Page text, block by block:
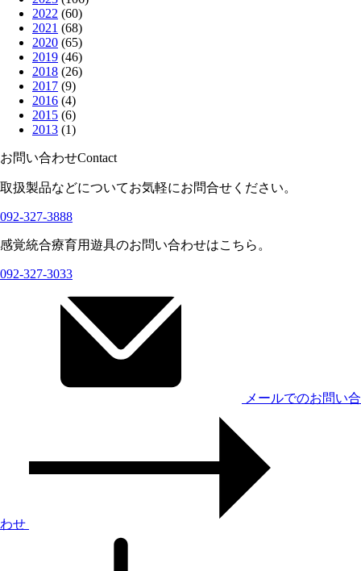
2022 (60)
2021 (68)
2020 (65)
2019 (46)
2018 (26)
2017 (9)
2016 (4)
2015 (6)
2013 (1)
お問い合わせContact
取扱製品などについてお気軽にお問合せください。
092-327-3888
感覚統合療育用遊具のお問い合わせはこちら。
092-327-3033
メールでのお問い合
わせ